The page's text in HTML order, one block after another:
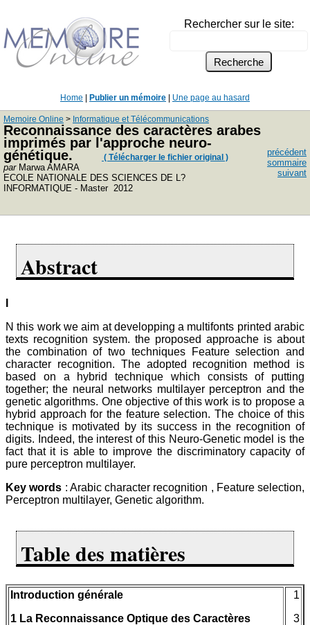
Rechercher sur le site:
Home Publier un mémoire Une page au hasard
Memoire Online > Informatique et Télécommunications
Reconnaissance des caractères arabes
imprimés par l'approche neuro-
génétique.
( Télécharger le fichier original )
parMarwa AMARA
ECOLE NATIONALE DES SCIENCES DE L?
INFORMATIQUE - Master 2012
précédent
sommaire
suivant
Abstract
N this work we aim at developping a multifonts printed arabic
texts recognition system. the proposed approache is about
the combination of two techniques Feature selection and
character recognition. The adopted recognition method is
based on a hybrid technique which consists of putting
together; the neural networks multilayer perceptron and the
genetic algorithms. One objective of this work is to propose a
hybrid approach for the feature selection. The choice of this
technique is motivated by its success in the recognition of
digits. Indeed, the interest of this Neuro-Genetic model is the
fact that it is able to improve the discriminatory capacity of
pure perceptron multilayer.
Key words : Arabic character recognition , Feature selection,
Perceptron multilayer, Genetic algorithm.
Table des matières
Introduction générale
1 La Reconnaissance Optique des Caractères
1
3